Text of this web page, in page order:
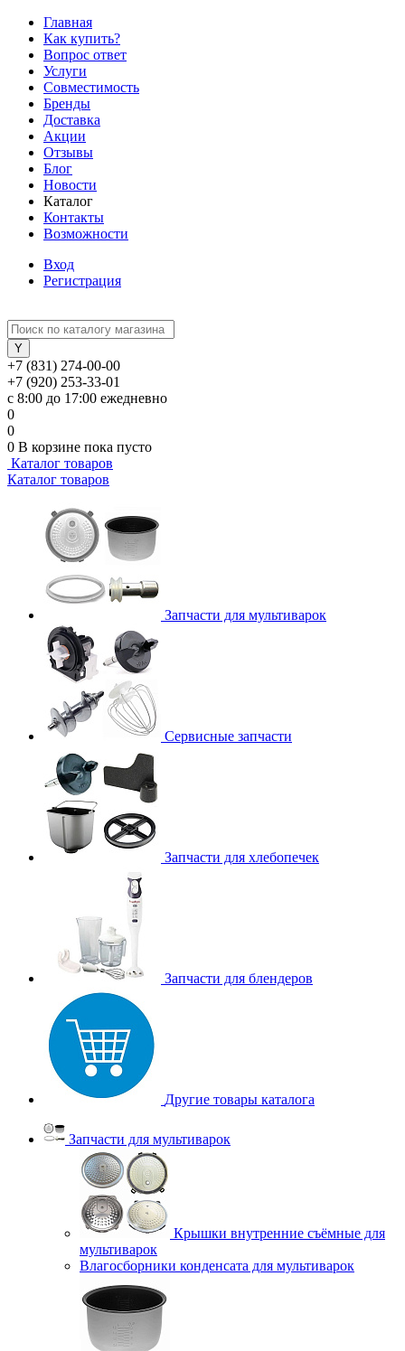
Главная
Как купить?
Вопрос ответ
Услуги
Совместимость
Бренды
Доставка
Акции
Отзывы
Блог
Новости
Каталог
Контакты
Возможности
Вход
Регистрация
+7 (831) 274-00-00
+7 (920) 253-33-01
с 8:00 до 17:00 ежедневно
0
0
0 В корзине пока пусто
Каталог товаров
Каталог товаров
Запчасти для мультиварок
Сервисные запчасти
Запчасти для хлебопечек
Запчасти для блендеров
Другие товары каталога
Запчасти для мультиварок
Крышки внутренние съёмные для
мультиварок
Влагосборники конденсата для мультиварок